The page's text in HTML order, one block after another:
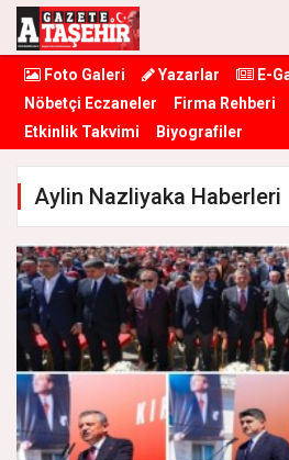
Foto Galeri Yazarlar E-
Nöbetçi Eczaneler
Firma Rehberi
Etkinlik Takvimi
Biyografiler
Aylin Nazliyaka Haberleri